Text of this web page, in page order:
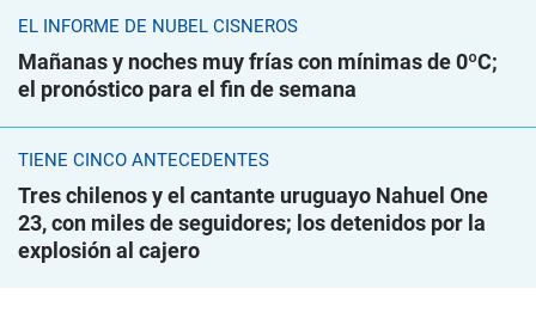
EL INFORME DE NUBEL CISNEROS
Mañanas y noches muy frías con mínimas de 0ºC;
el pronóstico para el fin de semana
TIENE CINCO ANTECEDENTES
Tres chilenos y el cantante uruguayo Nahuel One
23, con miles de seguidores; los detenidos por la
explosión al cajero